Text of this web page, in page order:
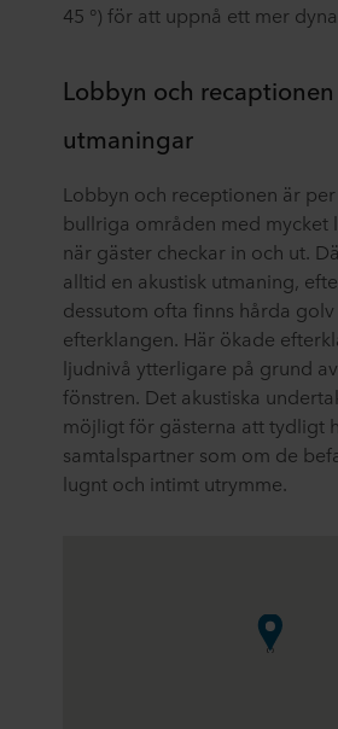
45 °) för att uppnå ett mer
Lobbyn och
utmaningar
Lobbyn och receptionen är
bullriga områden med mycket
när gäster checkar in och ut.
alltid en akustisk utmaning,
dessutom ofta finns hårda
efterklangen. Här ökade
ljudnivå ytterligare på grund
fönstren. Det akustiska
möjligt för gästerna att tydligt
samtalspartner som om de
lugnt och intimt utrymme.